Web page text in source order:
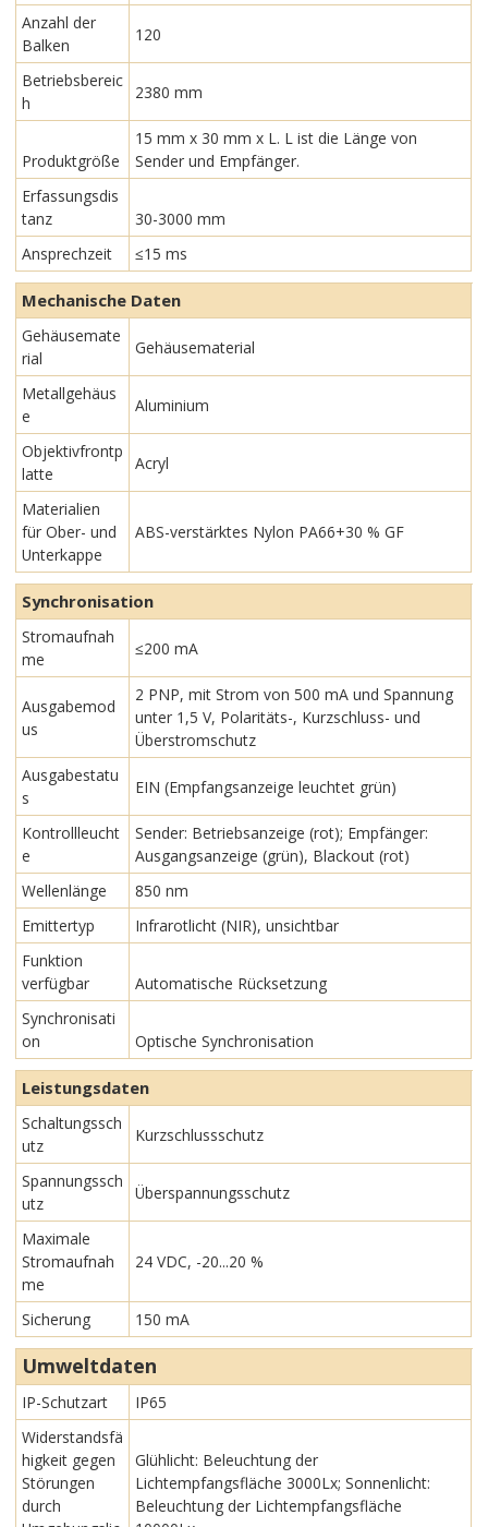
Anzahl der
Balken
120
Betriebsbereic
h
2380 mm
Produktgröße
15 mm x 30 mm x L. L ist die Länge von
Sender und Empfänger.
Erfassungsdis
tanz
30-3000 mm
Ansprechzeit
≤15 ms
Mechanische Daten
Gehäusemate
rial
Gehäusematerial
Metallgehäus
e
Aluminium
Objektivfrontp
latte
Acryl
Materialien
für Ober- und
Unterkappe
ABS-verstärktes Nylon PA66+30 % GF
Synchronisation
Stromaufnah
me
≤200 mA
Ausgabemod
us
2 PNP, mit Strom von 500 mA und Spannung
unter 1,5 V, Polaritäts-, Kurzschluss- und
Überstromschutz
Ausgabestatu
s
EIN (Empfangsanzeige leuchtet grün)
Kontrollleucht
e
Sender: Betriebsanzeige (rot); Empfänger:
Ausgangsanzeige (grün), Blackout (rot)
Wellenlänge
850 nm
Emittertyp
Infrarotlicht (NIR), unsichtbar
Funktion
verfügbar
Automatische Rücksetzung
Synchronisati
on
Optische Synchronisation
Leistungsdaten
Schaltungssch
utz
Kurzschlussschutz
Spannungssch
utz
Überspannungsschutz
Maximale
Stromaufnah
me
24 VDC, -20...20 %
Sicherung 150 mA
Umweltdaten
IP-Schutzart
IP65
Widerstandsfä
higkeit gegen
Störungen
durch
Glühlicht: Beleuchtung der
Lichtempfangsfläche 3000Lx; Sonnenlicht:
Beleuchtung der Lichtempfangsfläche